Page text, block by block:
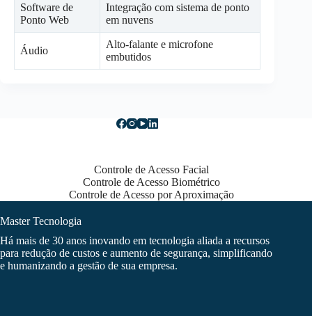
Software de
Ponto Web
Integração com sistema de ponto
em nuvens
Áudio
Alto-falante e microfone
embutidos
Controle de Acesso Facial
Controle de Acesso Biométrico
Controle de Acesso por Aproximação
Master Tecnologia
Há mais de 30 anos inovando em tecnologia aliada a recursos
para redução de custos e aumento de segurança, simplificando
e humanizando a gestão de sua empresa.